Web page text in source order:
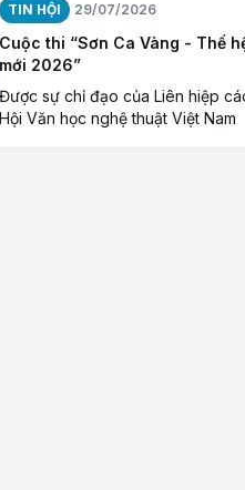
TIN HỘI 29/07/2026
Cuộc thi “Sơn Ca Vàng - Thế
mới 2026”
Được sự chỉ đạo của Liên hiệp
Hội Văn học nghệ thuật Việt Nam